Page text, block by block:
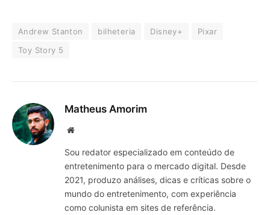
Andrew Stanton bilheteria Disney+
Pixar
Toy Story 5
Matheus Amorim
Website
Sou redator especializado em conteúdo de
entretenimento para o mercado digital. Desde
2021, produzo análises, dicas e críticas sobre o
mundo do entretenimento, com experiência
como colunista em sites de referência.